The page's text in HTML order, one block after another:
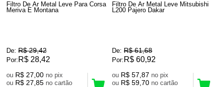
Filtro De Ar Metal Leve Para Corsa
Meriva E Montana
De: R$ 29,42
Por: R$ 28,42
ou R$ 27,00
no pix
ou R$ 27,85 no cartão
Filtro De Ar Metal Leve Mitsubishi
L200 Pajero Dakar
De: R$ 61,68
Por: R$ 60,92
ou R$ 57,87
no pix
ou R$ 59,70 no cartão